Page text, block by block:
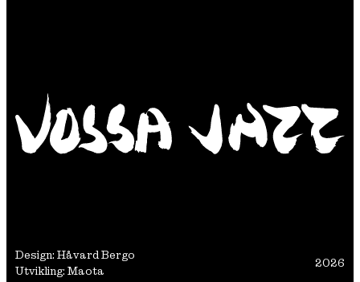
Design: Håvard Bergo
Utvikling: Maota
2026